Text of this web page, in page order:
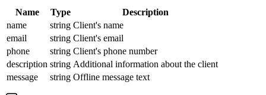
Name Type
Description
name
string Client's name
email
string Client's email
phone
string Client's phone number
description string Additional information about the client
message
string Offline message text